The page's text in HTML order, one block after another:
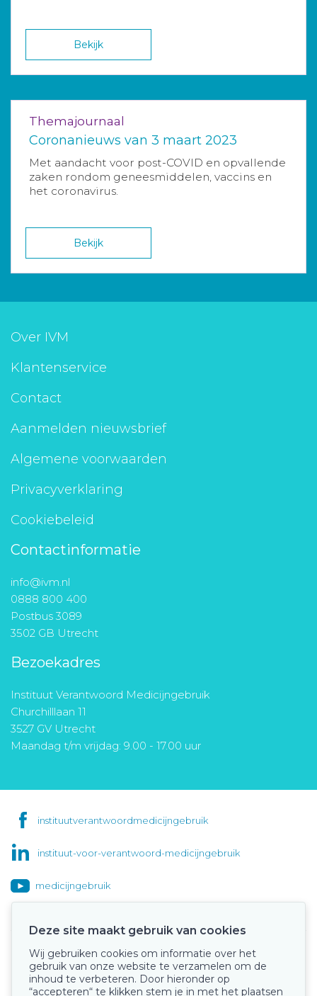
Bekijk
Themajournaal
Coronanieuws van 3 maart 2023
Met aandacht voor post-COVID en opvallende
zaken rondom geneesmiddelen, vaccins en
het coronavirus.
Bekijk
Over IVM
Klantenservice
Contact
Aanmelden nieuwsbrief
Algemene voorwaarden
Privacyverklaring
Cookiebeleid
Contactinformatie
info@ivm.nl
0888 800 400
Postbus 3089
3502 GB Utrecht
Bezoekadres
Instituut Verantwoord Medicijngebruik
Churchilllaan 11
3527 GV Utrecht
Maandag t/m vrijdag: 9.00 - 17.00 uur
instituutverantwoordmedicijngebruik
instituut-voor-verantwoord-medicijngebruik
medicijngebruik
Onze keurmerken
Deze site maakt gebruik van cookies
Wij gebruiken cookies om informatie over het
gebruik van onze website te verzamelen om de
inhoud te verbeteren. Door hieronder op
“accepteren“ te klikken stem je in met het plaatsen